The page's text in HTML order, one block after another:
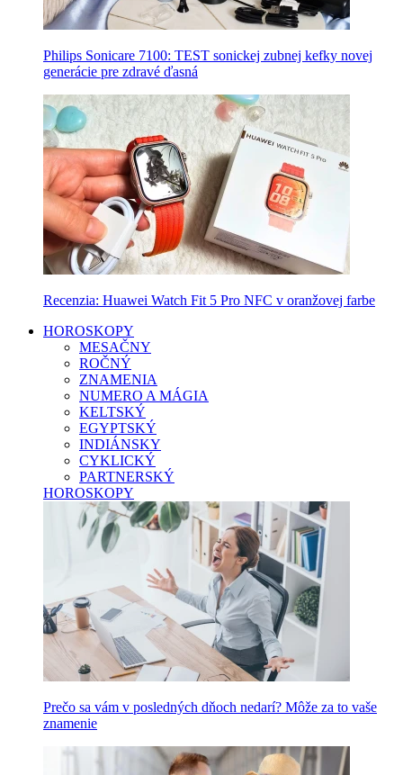
Philips Sonicare 7100: TEST sonickej zubnej kefky novej
generácie pre zdravé ďasná
Recenzia: Huawei Watch Fit 5 Pro NFC v oranžovej farbe
HOROSKOPY
MESAČNY
ROČNÝ
ZNAMENIA
NUMERO A MÁGIA
KELTSKÝ
EGYPTSKÝ
INDIÁNSKY
CYKLICKÝ
PARTNERSKÝ
HOROSKOPY
Prečo sa vám v posledných dňoch nedarí? Môže za to vaše
znamenie